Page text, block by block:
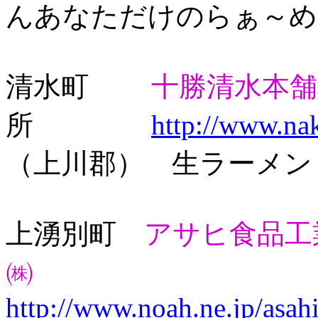
んあなただけのらぁ～
清水町 十勝清水本
所 http://
（上川郡） 生ラーメ
上湧別町 アサヒ食品
㈱
http://www.noah.ne.jp/